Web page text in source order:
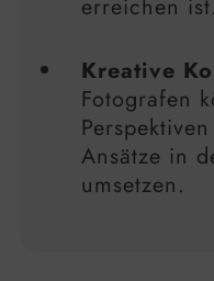
erreichen ist.
Kreative
Fotografen
Ansätze in
umsetzen.